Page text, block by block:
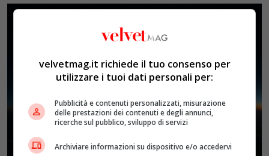
velvetmag.it richiede il tuo consenso per
utilizzare i tuoi dati personali per:
Pubblicità e contenuti personalizzati, misurazione
delle prestazioni dei contenuti e degli annunci,
ricerche sul pubblico, sviluppo di servizi
Archiviare informazioni su dispositivo e/o accedervi